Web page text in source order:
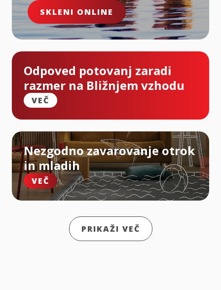
SKLENI ONLINE
Odpoved potovanj zaradi
razmer na Bližnjem vzhodu
VEČ
Nezgodno zavarovanje otrok
in mladih
VEČ
PRIKAŽI VEČ